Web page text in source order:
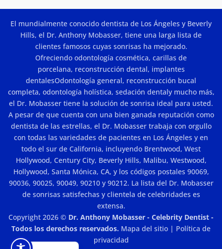
Porcelain
Cost
Los
Angeles?
El mundialmente conocido dentista de Los Ángeles y Beverly
Hills, el Dr. Anthony Mobasser, tiene una larga lista de
clientes famosos cuyas sonrisas ha mejorado.
Ofreciendo odontología cosmética, carillas de
porcelana, reconstrucción dental, implantes
dentalesOdontología general, reconstrucción bucal
completa, odontología holística, sedación dentaly mucho más,
el Dr. Mobasser tiene la solución de sonrisa ideal para usted.
A pesar de que cuenta con una bien ganada reputación como
dentista de las estrellas, el Dr. Mobasser trabaja con orgullo
con todas las variedades de pacientes en Los Ángeles y en
todo el sur de California, incluyendo Brentwood, West
Hollywood, Century City, Beverly Hills, Malibu, Westwood,
Hollywood, Santa Mónica, CA, y los códigos postales 90069,
90036, 90025, 90049, 90210 y 90212. La lista del Dr. Mobasser
de sonrisas satisfechas y clientela de celebridades es
extensa.
Copyright 2026 © Dr. Anthony Mobasser - Celebrity Dentist -
Todos los derechos reservados. Mapa del sitio | Política de
privacidad